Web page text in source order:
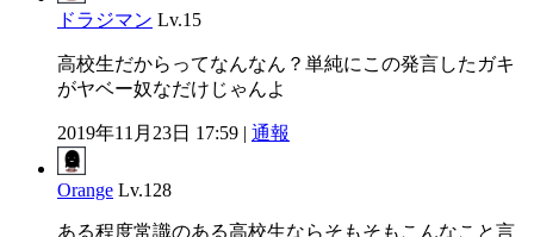
ドラジマン Lv.15
高校生だからってなんなん？単純にこの発言したガキ
がヤベー奴なだけじゃんよ
2019年11月23日 17:59 | 通報
Orange Lv.128
ある程度常識のある高校生ならそもそもこんなこと言